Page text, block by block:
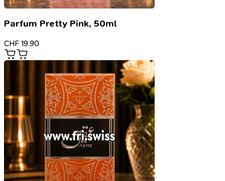
Parfum Pretty Pink, 50ml
CHF 19.90